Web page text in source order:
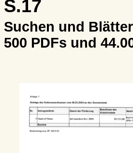
S.17
Suchen und
500 PDFs und